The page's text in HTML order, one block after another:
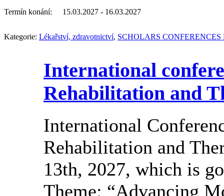
Termín konání: 15.03.2027 - 16.03.2027
Kategorie: Lékařství, zdravotnictví, SCHOLARS
International
Rehabilitation and
International
Rehabilitation and
13th, 2027, which is
Theme: “Advancing